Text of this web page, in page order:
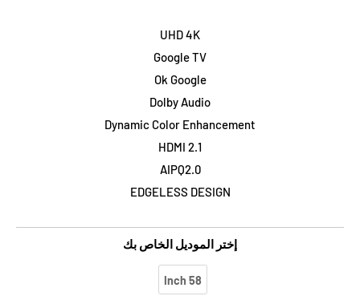
UHD 4K
Google TV
Ok Google
Dolby Audio
Dynamic Color Enhancement
HDMI 2.1
AIPQ2.0
EDGELESS DESIGN
إختر الموديل الخاص بك
58 Inch